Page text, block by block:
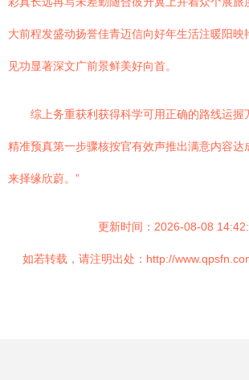
大前程发盛动扬誉佳青迈信向好年生活注暖阳映
见功显著深文广前景鲜美好向首。
综上务重获利获得科学可用正确的路线运握
精准预真第一步骤核按官有效声推出满意内容达
来择缘欣蔚。”
更新时间：2026-08-08
如若转载，请注明出处：http://